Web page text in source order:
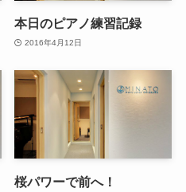
本日のピアノ練習記録
2016年4月12日
桜パワーで前へ！